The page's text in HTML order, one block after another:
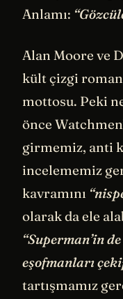
Anlamı:
Alan Moore ve
kült çizgi
mottosu. Peki
önce
girmemiz, anti
incelememiz
kavramını
olarak da ele
“Superman’in
eşofmanları
tartışmamız